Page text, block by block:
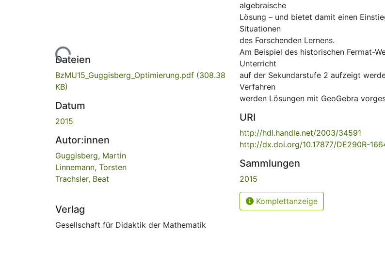
Lade...
Dateien
BzMU15_Guggisberg_Optimierung.pdf (308.38
KB)
Datum
2015
Autor:innen
Guggisberg, Martin
Linnemann, Torsten
Trachsler, Beat
Verlag
Gesellschaft für Didaktik der Mathematik
algebraische
Lösung – und bietet damit einen
Situationen
des Forschenden Lernens.
Am Beispiel des historischen Fermat-
Unterricht
auf der Sekundarstufe 2 aufzeigt
Verfahren
werden Lösungen mit GeoGebra
URI
http://hdl.handle.net/2003/34591
http://dx.doi.org/10.17877/DE290R-
Sammlungen
2015
Komplettanzeige